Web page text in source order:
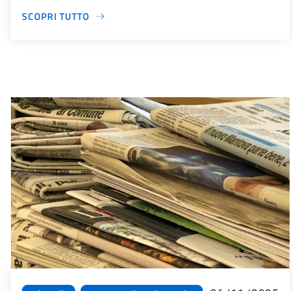
SCOPRI TUTTO